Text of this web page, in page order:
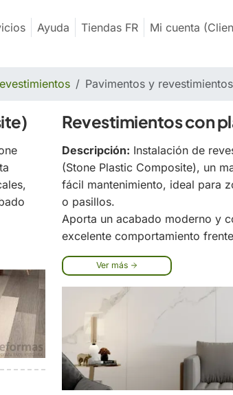
Ayuda Tiendas FR Mi cuenta
Pavimentos y
Revestimientos con
Descripción: Instalación de
(Stone Plastic Composite), un
fácil mantenimiento, ideal para
o pasillos.
Aporta un acabado moderno y
excelente comportamiento
Ver más